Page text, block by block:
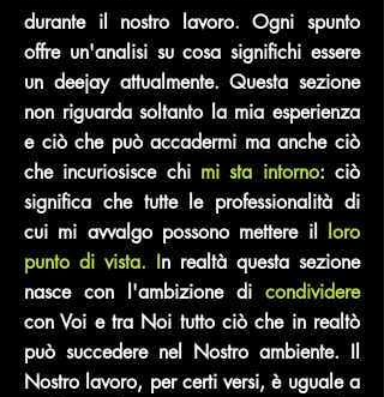
durante il nostro lavoro.Ogni spunto
offre un'analisi su cosa significhi essere
un deejay attualmente. Questa sezione
non riguarda soltanto la mia esperienza
e ciò che può accadermi ma anche ciò
che incuriosisce chimi sta intorno: ciò
significa che tutte le professionalità di
cui mi avvalgo possono mettere il
loro
punto di vista. In realtà questa sezione
nasce con l'ambizione di condividere
con Voi e tra Noi tutto ciò che in realtò
può succedere nel Nostro ambiente. Il
Nostro lavoro, per certi versi, è uguale a